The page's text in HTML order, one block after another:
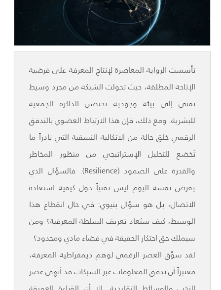
تأسست الرواية المعاصرة لإنتاج المعرفة على فرضية
الإتاحة المطلقة، حيث تحولت الشبكة من مجرد وسيط
تقني إلى بيئة وجودية تحتضن الذاكرة الجمعية
للبشرية. ومع ذلك، فإن هذا الارتباط العضوي بالتدفق
الرقمي خلق حالة من الاتكالية النسقية التي نادراً ما
تُخضع للتحليل الإستراتيجي من منظور المخاطر
والقدرة على الصمود (Resilience). فالسؤال الذي
يفرض نفسه اليوم ليس تقنياً حول كيفية استعادة
الاتصال، بل هو سؤال بنيوي: في حال انقطاع هذا
الوسيط، كيف سيُعاد تعريف السلطة المعرفية؟ ومن
سيملك حق احتكار الحقيقة في فضاء مادي ومحدود؟
لقد سوَّق العصر الرقمي لوهم ديمقراطية المعرفة،
معتبراً أن تدفق المعلومات عبر الشبكات قد أنهى عصر